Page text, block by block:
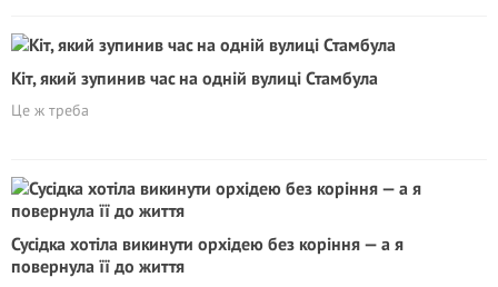
Кіт, який зупинив час на одній вулиці Стамбула
Це ж треба
Сусідка хотіла викинути орхідею без коріння — а я
повернула її до життя